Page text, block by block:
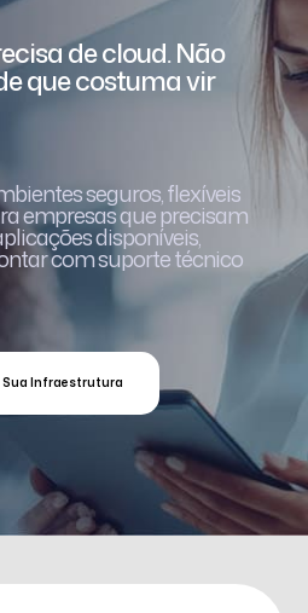
de cloud. Não
que costuma vir
seguros, flexíveis
empresas que precisam
disponíveis,
com suporte técnico
Sua Infraestrutura